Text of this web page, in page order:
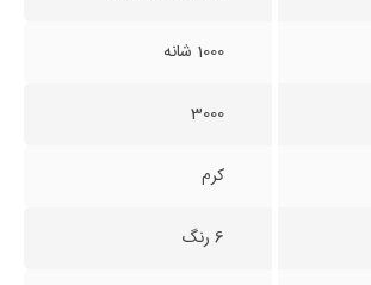
1000 شانه
3000
کرم
6 رنگ